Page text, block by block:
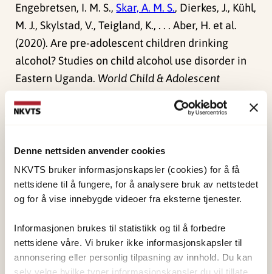
Denne nettsiden anvender cookies
NKVTS bruker informasjonskapsler (cookies) for å få
nettsidene til å fungere, for å analysere bruk av nettstedet
og for å vise innebygde videoer fra eksterne tjenester.
Informasjonen brukes til statistikk og til å forbedre
nettsidene våre. Vi bruker ikke informasjonskapsler til
annonsering eller personlig tilpasning av innhold. Du kan
selv velge hvilke typer informasjonskapsler du vil tillate.
Engebretsen, I. M. S.,Skar, A. M. S., Dierkes, J., Kühl,
M. J., Skylstad, V., Teigland, K., . . . Aber, H. et al.
(2020). Are pre-adolescent children drinking
alcohol? Studies on child alcohol use disorder in
Eastern Uganda. World Child & Adolescent
Sist redigert:6. august 2026
NKVTS utvikler og sprer kunnskap og kompetanse
om vold og traumatisk stress. Formålet er å bidra